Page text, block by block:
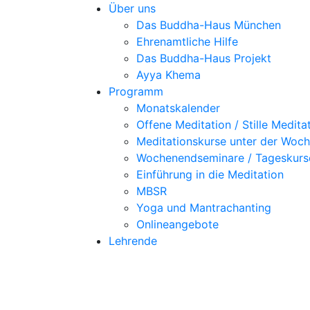
Über uns
Das Buddha-Haus München
Ehrenamtliche Hilfe
Das Buddha-Haus Projekt
Ayya Khema
Programm
Monatskalender
Offene Meditation / Stille
Meditationskurse unter der
Wochenendseminare /
Einführung in die Meditation
MBSR
Yoga und Mantrachanting
Onlineangebote
Lehrende